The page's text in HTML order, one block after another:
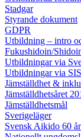
Stadgar
Styrande dokument
GDPR
Utbildning – intro
Fukushidoin/
Utbildningar via
Utbildningar via
Jämställdhet &
Jämställdhetsåret
Jämställdhetsmål
Sverigeläger
Svensk Aikido 60 år